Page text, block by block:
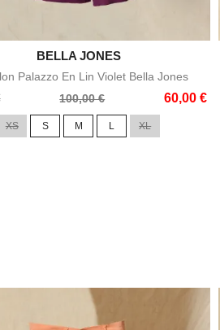
Aperçu rapide
BELLA JONES
Palazzo En Lin Violet Bella Jones
100,00 € 60,00 €
XS S M L XL